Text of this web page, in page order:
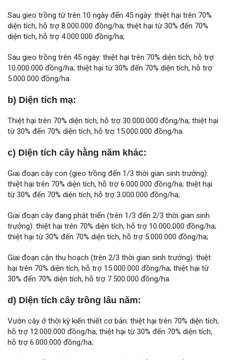
Sau gieo trồng từ trên 10 ngày đến 45 ngày: thiệt hại trên 70%
diện tích, hỗ trợ 8.000.000 đồng/ha; thiệt hại từ 30% đến 70%
diện tích, hỗ trợ 4.000.000 đồng/ha;
Sau gieo trồng trên 45 ngày: thiệt hại trên 70% diện tích, hỗ trợ
10.000.000 đồng/ha; thiệt hại từ 30% đến 70% diện tích, hỗ trợ
5.000.000 đồng/ha.
b) Diện tích mạ:
Thiệt hại trên 70% diện tích, hỗ trợ 30.000.000 đồng/ha; thiệt hại
từ 30% đến 70% diện tích, hỗ trợ 15.000.000 đồng/ha.
c) Diện tích cây hằng năm khác:
Giai đoạn cây con (gieo trồng đến 1/3 thời gian sinh trưởng):
thiệt hại trên 70% diện tích, hỗ trợ 6.000.000 đồng/ha; thiệt hại
từ 30% đến 70% diện tích, hỗ trợ 3.000.000 đồng/ha;
Giai đoạn cây đang phát triển (trên 1/3 đến 2/3 thời gian sinh
trưởng): thiệt hại trên 70% diện tích, hỗ trợ 10.000.000 đồng/ha;
thiệt hại từ 30% đến 70% diện tích, hỗ trợ 5.000.000 đồng/ha;
Giai đoạn cận thu hoạch (trên 2/3 thời gian sinh trưởng): thiệt
hại trên 70% diện tích, hỗ trợ 15.000.000 đồng/ha; thiệt hại từ
30% đến 70% diện tích, hỗ trợ 7.500.000 đồng/ha.
d) Diện tích cây trồng lâu năm:
Vườn cây ở thời kỳ kiến thiết cơ bản: thiệt hại trên 70% diện tích,
hỗ trợ 12.000.000 đồng/ha; thiệt hại từ 30% đến 70% diện tích,
hỗ trợ 6.000.000 đồng/ha;